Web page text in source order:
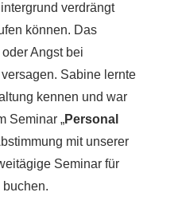
verdrängt
können. Das
Angst bei
Sabine lernte
kennen und war
Seminar „Personal
mit unserer
Seminar für
buchen.